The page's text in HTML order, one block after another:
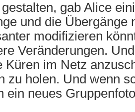
gab Alice
und die Übergänge
modifizieren
Veränderungen.
Küren im Netz
zu holen. Und wenn
ein neues